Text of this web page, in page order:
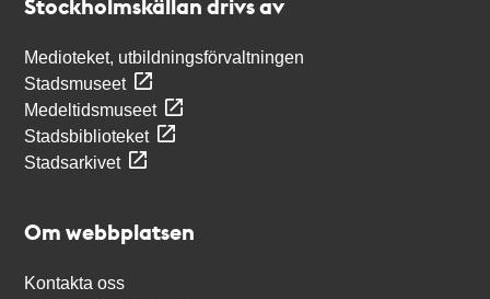
Stockholmskällan drivs av
Medioteket, utbildningsförvaltningen
Stadsmuseet
Medeltidsmuseet
Stadsbiblioteket
Stadsarkivet
Om webbplatsen
Kontakta oss